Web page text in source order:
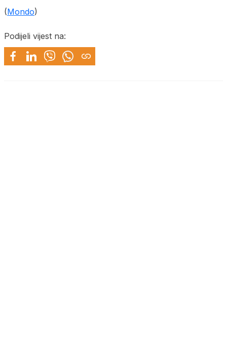
(Mondo)
Podijeli vijest na: